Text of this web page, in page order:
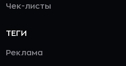
Чек-листы
ТЕГИ
Реклама